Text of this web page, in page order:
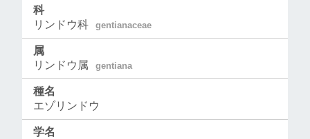
科
リンドウ科
gentianaceae
属
リンドウ属
gentiana
種名
エゾリンドウ
学名